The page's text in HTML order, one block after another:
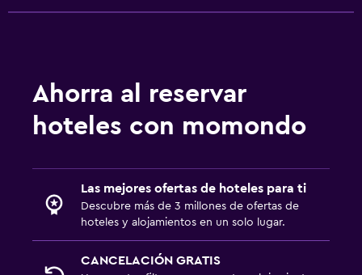
Ahorra al reservar
hoteles con momondo
Las mejores ofertas de hoteles para ti
Descubre más de 3 millones de ofertas de
hoteles y alojamientos en un solo lugar.
CANCELACIÓN GRATIS